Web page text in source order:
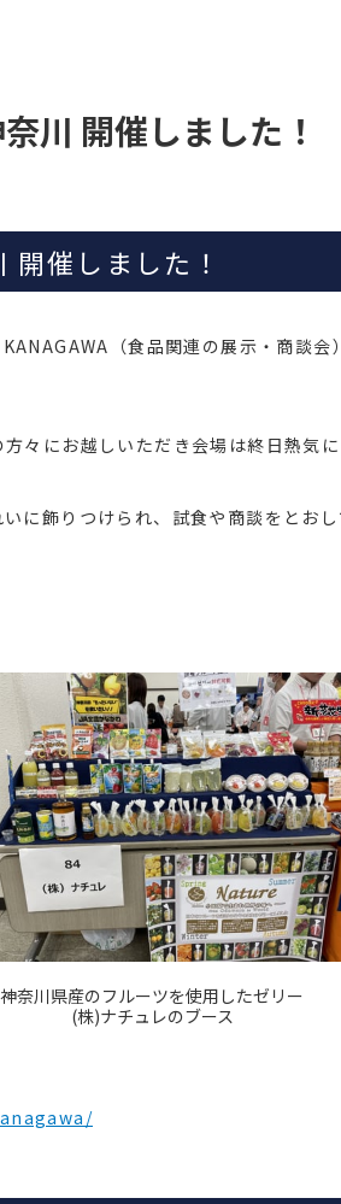
川 開催しました！
催しました！
（食品関連の展示・商談会
々にお越しいただき会場は終日熱気
に飾りつけられ、試食や商談をとお
神奈川県産のフルーツを使用したゼリー
(株)ナチュレのブース